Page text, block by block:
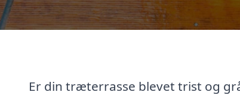
Er din træterrasse blevet trist og